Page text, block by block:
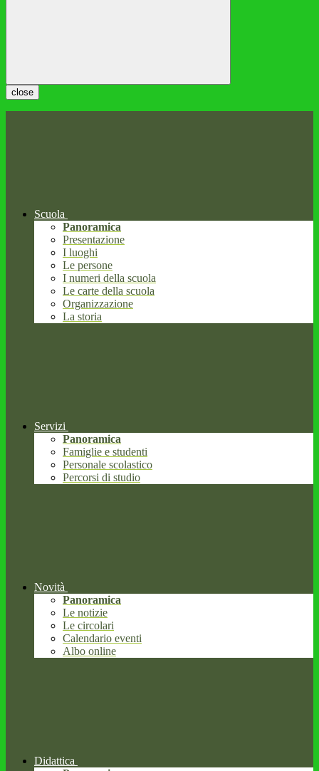
close
Scuola
Panoramica
Presentazione
I luoghi
Le persone
I numeri della scuola
Le carte della scuola
Organizzazione
La storia
Servizi
Panoramica
Famiglie e studenti
Personale scolastico
Percorsi di studio
Novità
Panoramica
Le notizie
Le circolari
Calendario eventi
Albo online
Didattica